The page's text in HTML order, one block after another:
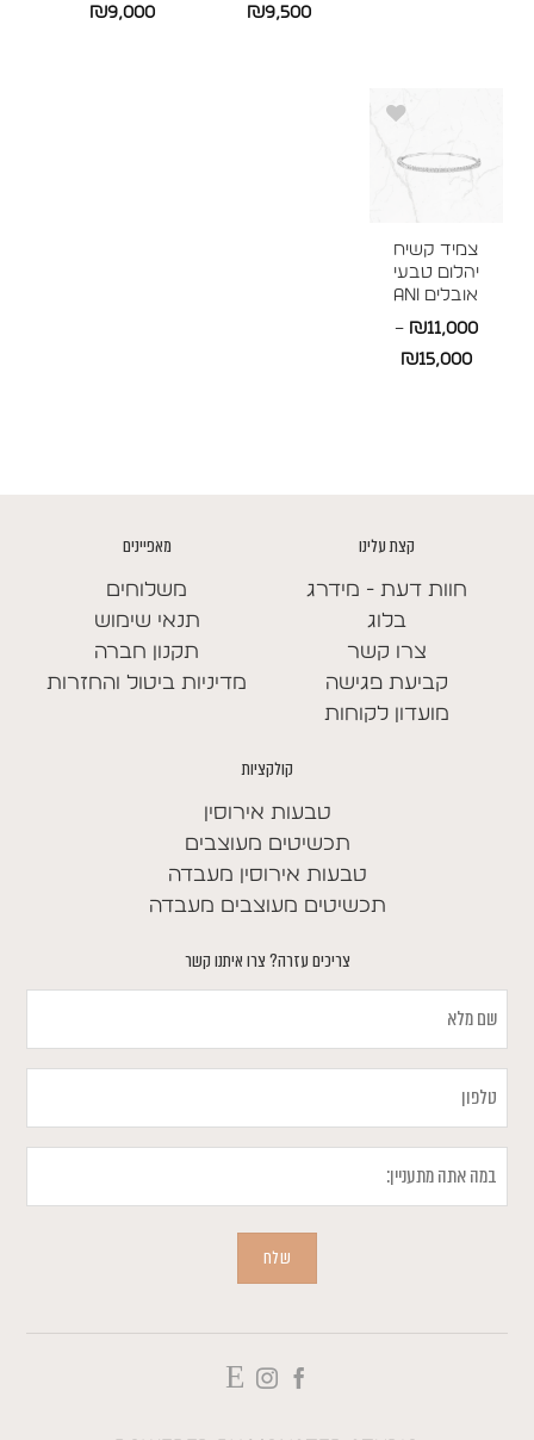
₪9,500
₪9,000
צמיד קשיח
יהלום טבעי
אובלים ANI
₪11,000
–
₪15,000
קצת עלינו
חוות דעת - מידרג
בלוג
צרו קשר
קביעת פגישה
מועדון לקוחות
מאפיינים
משלוחים
תנאי שימוש
תקנון חברה
מדיניות ביטול והחזרות
קולקציות
טבעות אירוסין
תכשיטים מעוצבים
טבעות אירוסין מעבדה
תכשיטים מעוצבים מעבדה
צריכים עזרה? צרו איתנו קשר
מלא
טלפון
אתה
שלח